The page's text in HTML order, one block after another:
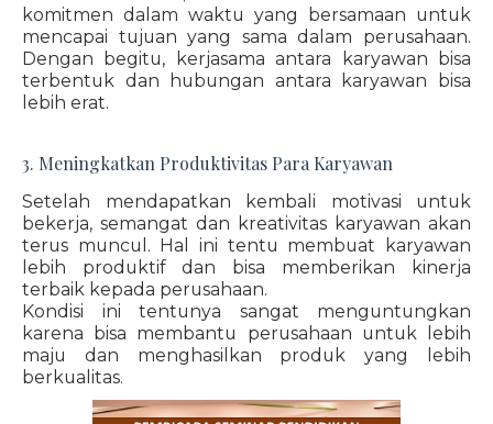
komitmen dalam waktu yang bersamaan untuk
mencapai tujuan yang sama dalam perusahaan.
Dengan begitu, kerjasama antara karyawan bisa
terbentuk dan hubungan antara karyawan bisa
lebih erat.
3. Meningkatkan Produktivitas Para Karyawan
Setelah mendapatkan kembali motivasi untuk
bekerja, semangat dan kreativitas karyawan akan
terus muncul. Hal ini tentu membuat karyawan
lebih produktif dan bisa memberikan kinerja
terbaik kepada perusahaan.
Kondisi ini tentunya sangat menguntungkan
karena bisa membantu perusahaan untuk lebih
maju dan menghasilkan produk yang lebih
berkualitas.